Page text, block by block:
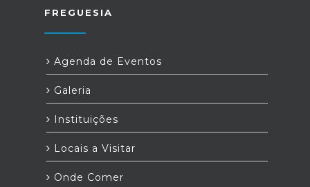
FREGUESIA
Agenda de Eventos
Galeria
Instituições
Locais a Visitar
Onde Comer